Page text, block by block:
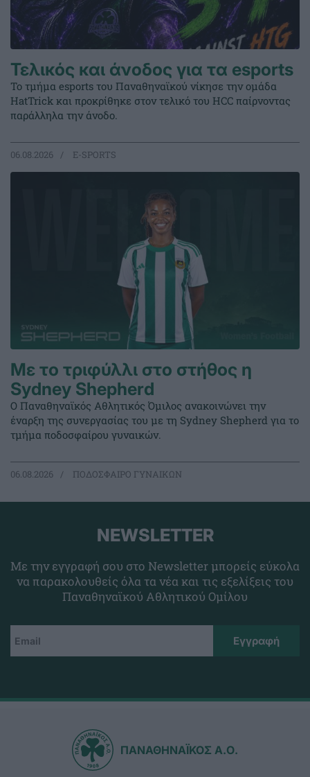
Τελικός και άνοδος για τα esports
Το τμήμα esports του Παναθηναϊκού νίκησε την ομάδα
HatTrick και προκρίθηκε στον τελικό του HCC παίρνοντας
παράλληλα την άνοδο.
06.08.2026 E-SPORTS
Με το τριφύλλι στο στήθος η
Sydney Shepherd
Ο Παναθηναϊκός Αθλητικός Όμιλος ανακοινώνει την
έναρξη της συνεργασίας του με τη Sydney Shepherd για το
τμήμα ποδοσφαίρου γυναικών.
06.08.2026 ΠΟΔΟΣΦΑΙΡΟ ΓΥΝΑΙΚΩΝ
NEWSLETTER
Με την εγγραφή σου στο Newsletter μπορείς εύκολα
να παρακολουθείς όλα τα νέα και τις εξελίξεις του
Παναθηναϊκού Αθλητικού Ομίλου
ΠΑΝΑΘΗΝΑΪΚΟΣ Α.Ο.